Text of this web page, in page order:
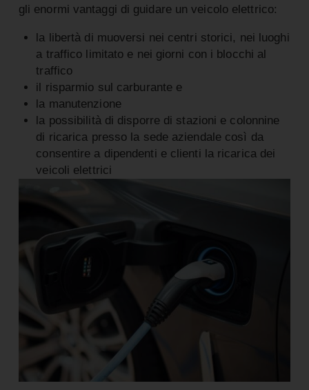
gli enormi vantaggi di guidare un veicolo elettrico:
la libertà di muoversi nei centri storici, nei luoghi
a traffico limitato e nei giorni con i blocchi al
traffico
il risparmio sul carburante e
la manutenzione
la possibilità di disporre di stazioni e colonnine
di ricarica presso la sede aziendale così da
consentire a dipendenti e clienti la ricarica dei
veicoli elettrici